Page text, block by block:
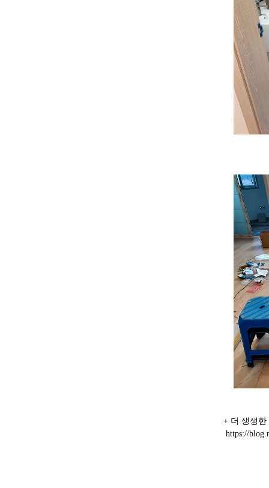
+ 더 생생한
https://